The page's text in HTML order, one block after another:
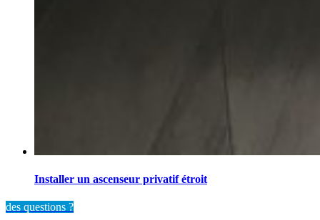
Installer un ascenseur privatif étroit
des questions ?